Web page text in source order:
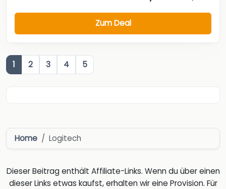
Zum Deal
1 2 3 4 5
Home Logitech
Dieser Beitrag enthält Affiliate-Links. Wenn du über einen
dieser Links etwas kaufst, erhalten wir eine Provision. Für